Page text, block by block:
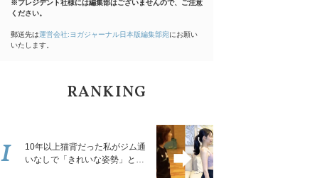
※プレジデント社様には編集部はございませんので、ご注意
ください。
郵送先は運営会社:ヨガジャーナル日本版編集部宛にお願い
いたします。
RANKING
10年以上猫背だった私がジム通
いなしで「きれいな姿勢」と褒
1